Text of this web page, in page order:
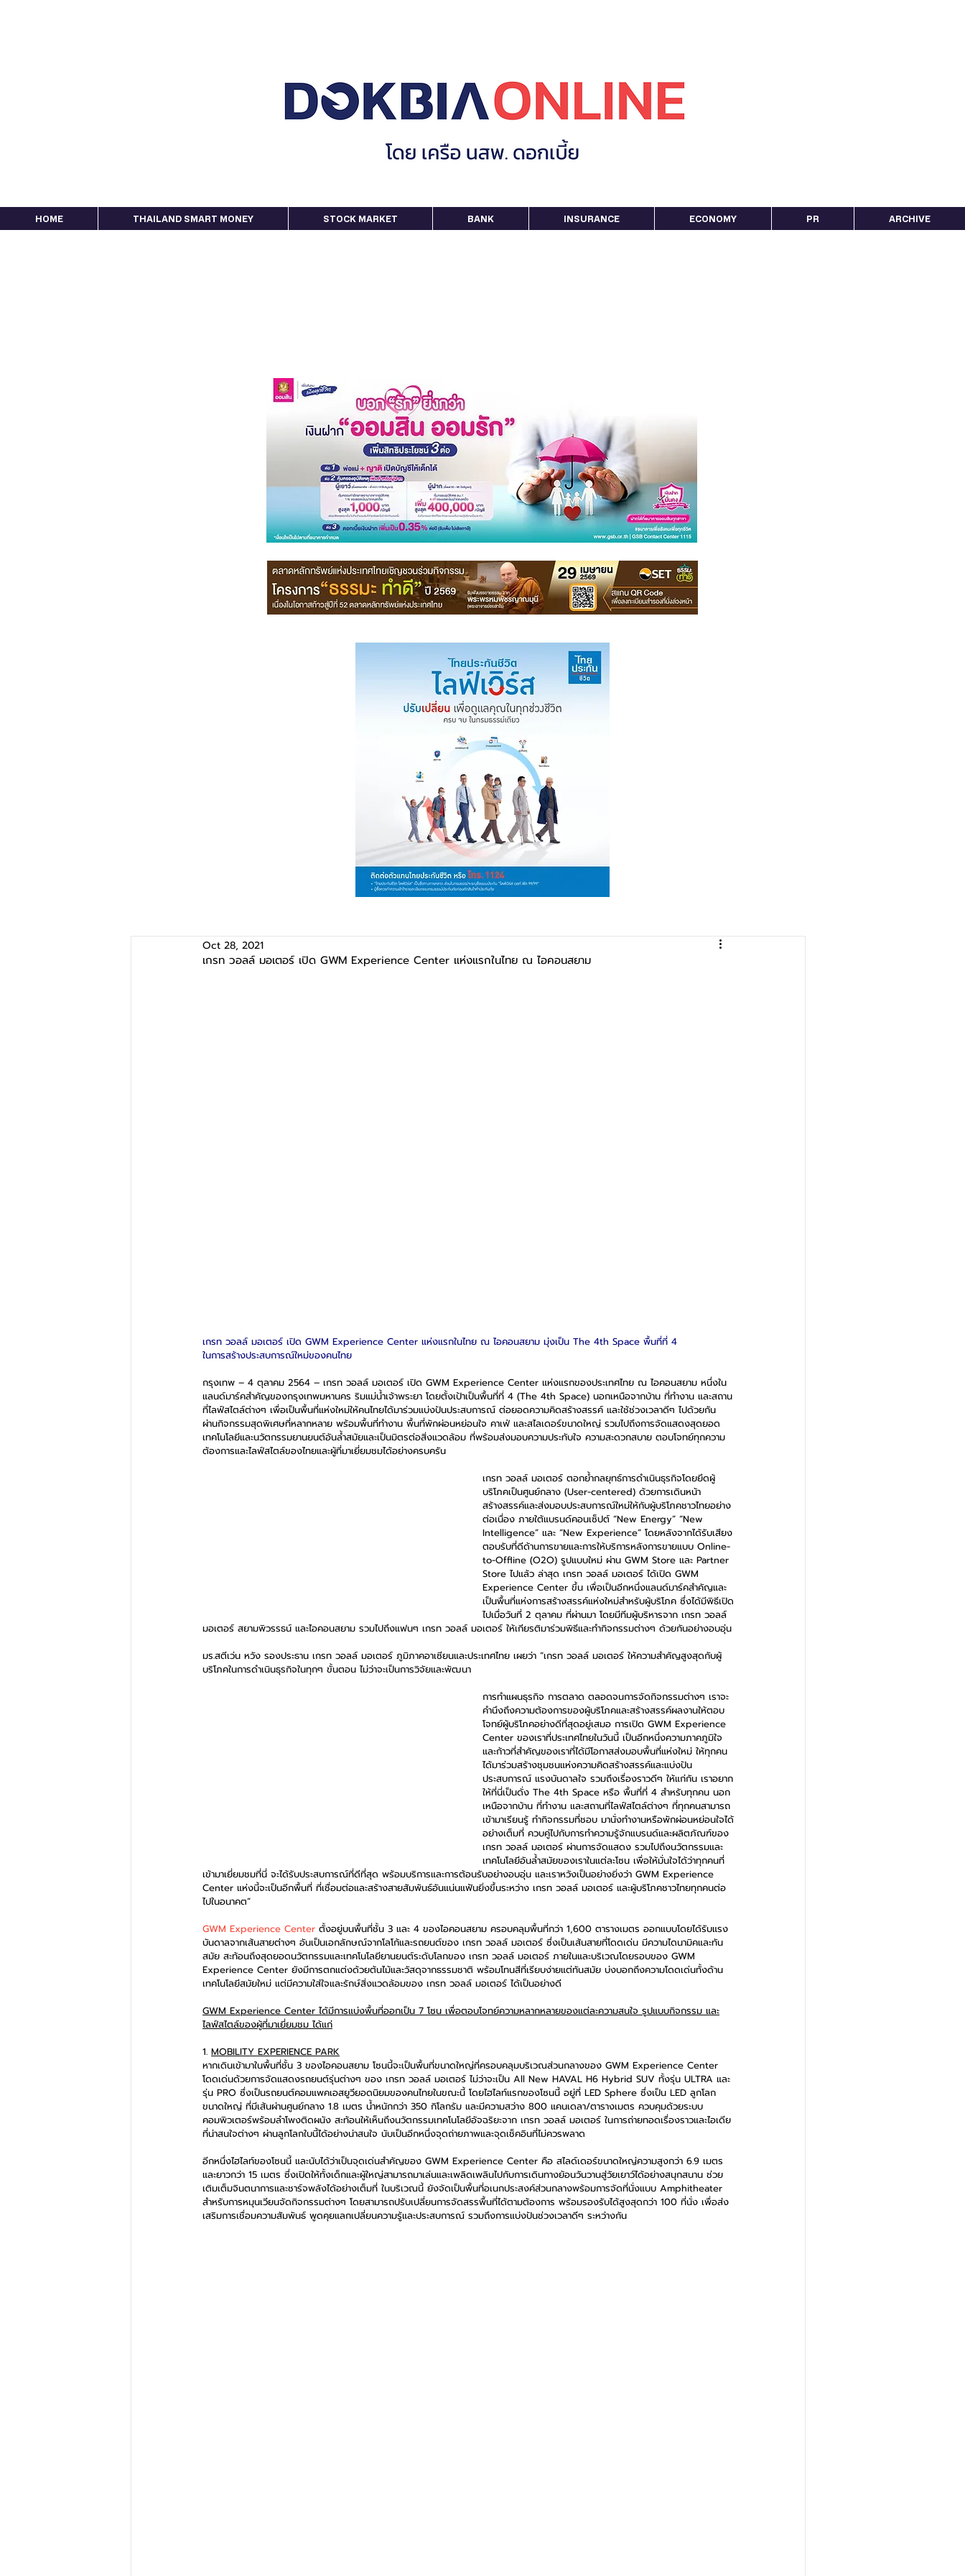
HOME THAILAND SMART MONEY STOCK MARKET BANK INSURANCE ECONOMY PR ARCHIVE
เกรท วอลล์ มอเตอร์ เปิด GWM Experience Center แห่งแรกในไทย ณ ไอคอนสยาม
Oct 28, 2021
เกรท วอลล์ มอเตอร์ เปิด GWM Experience Center แห่งแรกในไทย ณ ไอคอนสยาม มุ่งเป็น The 4th Space พื้นที่ที่ 4
ในการสร้างประสบการณ์ใหม่ของคนไทย
กรุงเทพ – 4 ตุลาคม 2564 – เกรท วอลล์ มอเตอร์ เปิด GWM Experience Center แห่งแรกของประเทศไทย ณ ไอคอนสยาม หนึ่งใน
แลนด์มาร์คสำคัญของกรุงเทพมหานคร ริมแม่น้ำเจ้าพระยา โดยตั้งเป้าเป็นพื้นที่ที่ 4 (The 4th Space) นอกเหนือจากบ้าน ที่ทำงาน และสถาน
ที่ไลฟ์สไตล์ต่างๆ เพื่อเป็นพื้นที่แห่งใหม่ให้คนไทยได้มาร่วมแบ่งปันประสบการณ์ ต่อยอดความคิดสร้างสรรค์ และใช้ช่วงเวลาดีๆ ไปด้วยกัน
ผ่านกิจกรรมสุดพิเศษที่หลากหลาย พร้อมพื้นที่ทำงาน พื้นที่พักผ่อนหย่อนใจ คาเฟ่ และสไลเดอร์ขนาดใหญ่ รวมไปถึงการจัดแสดงสุดยอด
เทคโนโลยีและนวัตกรรมยานยนต์อันล้ำสมัยและเป็นมิตรต่อสิ่งแวดล้อม ที่พร้อมส่งมอบความประทับใจ ความสะดวกสบาย ตอบโจทย์ทุกความ
ต้องการและไลฟ์สไตล์ของไทยและผู้ที่มาเยี่ยมชมได้อย่างครบครัน
เกรท วอลล์ มอเตอร์ ตอกย้ำกลยุทธ์การดำเนินธุรกิจโดยยึดผู้
บริโภคเป็นศูนย์กลาง (User-centered) ด้วยการเดินหน้า
สร้างสรรค์และส่งมอบประสบการณ์ใหม่ให้กับผู้บริโภคชาวไทยอย่าง
ต่อเนื่อง ภายใต้แบรนด์คอนเซ็ปต์ “New Energy” “New
Intelligence” และ “New Experience” โดยหลังจากได้รับเสียง
ตอบรับที่ดีด้านการขายและการให้บริการหลังการขายแบบ Online-
to-Offline (O2O) รูปแบบใหม่ ผ่าน GWM Store และ Partner
Store ไปแล้ว ล่าสุด เกรท วอลล์ มอเตอร์ ได้เปิด GWM
Experience Center ขึ้น เพื่อเป็นอีกหนึ่งแลนด์มาร์คสำคัญและ
เป็นพื้นที่แห่งการสร้างสรรค์แห่งใหม่สำหรับผู้บริโภค ซึ่งได้มีพิธีเปิด
ไปเมื่อวันที่ 2 ตุลาคม ที่ผ่านมา โดยมีทีมผู้บริหารจาก เกรท วอลล์
มอเตอร์ สยามพิวรรธน์ และไอคอนสยาม รวมไปถึงแฟนๆ เกรท วอลล์ มอเตอร์ ให้เกียรติมาร่วมพิธีและทำกิจกรรมต่างๆ ด้วยกันอย่างอบอุ่น
มร.สตีเว่น หวัง รองประธาน เกรท วอลล์ มอเตอร์ ภูมิภาคอาเซียนและประเทศไทย เผยว่า “เกรท วอลล์ มอเตอร์ ให้ความสำคัญสูงสุดกับผู้
บริโภคในการดำเนินธุรกิจในทุกๆ ขั้นตอน ไม่ว่าจะเป็นการวิจัยและพัฒนา
การทำแผนธุรกิจ การตลาด ตลอดจนการจัดกิจกรรมต่างๆ เราจะ
คำนึงถึงความต้องการของผู้บริโภคและสร้างสรรค์ผลงานให้ตอบ
โจทย์ผู้บริโภคอย่างดีที่สุดอยู่เสมอ การเปิด GWM Experience
Center ของเราที่ประเทศไทยในวันนี้ เป็นอีกหนึ่งความภาคภูมิใจ
และก้าวที่สำคัญของเราที่ได้มีโอกาสส่งมอบพื้นที่แห่งใหม่ ให้ทุกคน
ได้มาร่วมสร้างชุมชนแห่งความคิดสร้างสรรค์และแบ่งปัน
ประสบการณ์ แรงบันดาลใจ รวมถึงเรื่องราวดีๆ ให้แก่กัน เราอยาก
ให้ที่นี่เป็นดั่ง The 4th Space หรือ พื้นที่ที่ 4 สำหรับทุกคน นอก
เหนือจากบ้าน ที่ทำงาน และสถานที่ไลฟ์สไตล์ต่างๆ ที่ทุกคนสามารถ
เข้ามาเรียนรู้ ทำกิจกรรมที่ชอบ มานั่งทำงานหรือพักผ่อนหย่อนใจได้
อย่างเต็มที่ ควบคู่ไปกับการทำความรู้จักแบรนด์และผลิตภัณฑ์ของ
เกรท วอลล์ มอเตอร์ ผ่านการจัดแสดง รวมไปถึงนวัตกรรมและ
เทคโนโลยีอันล้ำสมัยของเราในแต่ละโซน เพื่อให้มั่นใจได้ว่าทุกคนที่
เข้ามาเยี่ยมชมที่นี่ จะได้รับประสบการณ์ที่ดีที่สุด พร้อมบริการและการต้อนรับอย่างอบอุ่น และเราหวังเป็นอย่างยิ่งว่า GWM Experience
Center แห่งนี้จะเป็นอีกพื้นที่ ที่เชื่อมต่อและสร้างสายสัมพันธ์อันแน่นแฟ้นยิ่งขึ้นระหว่าง เกรท วอลล์ มอเตอร์ และผู้บริโภคชาวไทยทุกคนต่อ
ไปในอนาคต”
GWM Experience Center ตั้งอยู่บนพื้นที่ชั้น 3 และ 4 ของไอคอนสยาม ครอบคลุมพื้นที่กว่า 1,600 ตารางเมตร ออกแบบโดยได้รับแรง
บันดาลจากเส้นสายต่างๆ อันเป็นเอกลักษณ์จากโลโก้และรถยนต์ของ เกรท วอลล์ มอเตอร์ ซึ่งเป็นเส้นสายที่โดดเด่น มีความไดนามิคและทัน
สมัย สะท้อนถึงสุดยอดนวัตกรรมและเทคโนโลยียานยนต์ระดับโลกของ เกรท วอลล์ มอเตอร์ ภายในและบริเวณโดยรอบของ GWM
Experience Center ยังมีการตกแต่งด้วยต้นไม้และวัสดุจากธรรมชาติ พร้อมโทนสีที่เรียบง่ายแต่ทันสมัย บ่งบอกถึงความโดดเด่นทั้งด้าน
เทคโนโลยีสมัยใหม่ แต่มีความใส่ใจและรักษ์สิ่งแวดล้อมของ เกรท วอลล์ มอเตอร์ ได้เป็นอย่างดี
GWM Experience Center ได้มีการแบ่งพื้นที่ออกเป็น 7 โซน เพื่อตอบโจทย์ความหลากหลายของแต่ละความสนใจ รูปแบบกิจกรรม และ
ไลฟ์สไตล์ของผู้ที่มาเยี่ยมชม ได้แก่
1. MOBILITY EXPERIENCE PARK
หากเดินเข้ามาในพื้นที่ชั้น 3 ของไอคอนสยาม โซนนี้จะเป็นพื้นที่ขนาดใหญ่ที่ครอบคลุมบริเวณส่วนกลางของ GWM Experience Center
โดดเด่นด้วยการจัดแสดงรถยนต์รุ่นต่างๆ ของ เกรท วอลล์ มอเตอร์ ไม่ว่าจะเป็น All New HAVAL H6 Hybrid SUV ทั้งรุ่น ULTRA และ
รุ่น PRO ซึ่งเป็นรถยนต์คอมแพคเอสยูวียอดนิยมของคนไทยในขณะนี้ โดยไฮไลท์แรกของโซนนี้ อยู่ที่ LED Sphere ซึ่งเป็น LED ลูกโลก
ขนาดใหญ่ ที่มีเส้นผ่านศูนย์กลาง 1.8 เมตร น้ำหนักกว่า 350 กิโลกรัม และมีความสว่าง 800 แคนเดลา/ตารางเมตร ควบคุมด้วยระบบ
คอมพิวเตอร์พร้อมลำโพงติดผนัง สะท้อนให้เห็นถึงนวัตกรรมเทคโนโลยีอัจฉริยะจาก เกรท วอลล์ มอเตอร์ ในการถ่ายทอดเรื่องราวและไอเดีย
ที่น่าสนใจต่างๆ ผ่านลูกโลกใบนี้ได้อย่างน่าสนใจ นับเป็นอีกหนึ่งจุดถ่ายภาพและจุดเช็คอินที่ไม่ควรพลาด
อีกหนึ่งไฮไลท์ของโซนนี้ และนับได้ว่าเป็นจุดเด่นสำคัญของ GWM Experience Center คือ สไลด์เดอร์ขนาดใหญ่ความสูงกว่า 6.9 เมตร
และยาวกว่า 15 เมตร ซึ่งเปิดให้ทั้งเด็กและผู้ใหญ่สามารถมาเล่นและเพลิดเพลินไปกับการเดินทางย้อนวันวานสู่วัยเยาว์ได้อย่างสนุกสนาน ช่วย
เติมเต็มจินตนาการและชาร์จพลังได้อย่างเต็มที่ ในบริเวณนี้ ยังจัดเป็นพื้นที่อเนกประสงค์ส่วนกลางพร้อมการจัดที่นั่งแบบ Amphitheater
สำหรับการหมุนเวียนจัดกิจกรรมต่างๆ โดยสามารถปรับเปลี่ยนการจัดสรรพื้นที่ได้ตามต้องการ พร้อมรองรับได้สูงสุดกว่า 100 ที่นั่ง เพื่อส่ง
เสริมการเชื่อมความสัมพันธ์ พูดคุยแลกเปลี่ยนความรู้และประสบการณ์ รวมถึงการแบ่งปันช่วงเวลาดีๆ ระหว่างกัน